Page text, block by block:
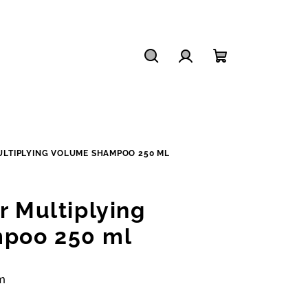
VOLUME SHAMPOO 250 ML
Multiplying
250 ml